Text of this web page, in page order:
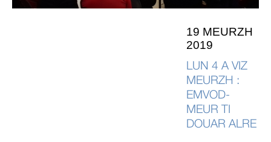
19 MEURZH
2019
LUN 4 A VIZ
MEURZH :
EMVOD-
MEUR TI
DOUAR ALRE